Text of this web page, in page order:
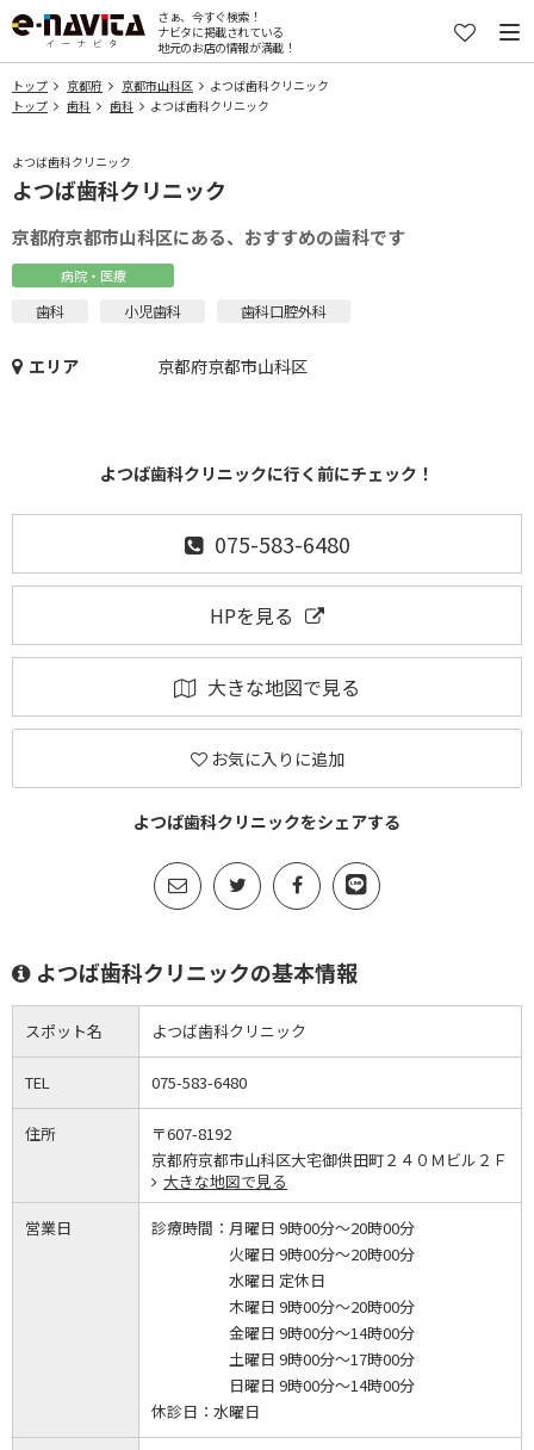
さぁ、今すぐ検索！
ナビタに掲載されている
地元のお店の情報が満載！
トップ 京都府 京都市山科区
よつば歯科クリニック
トップ
歯科 歯科 よつば歯科クリニック
よつば歯科クリニック
よつば歯科クリニック
京都府京都市山科区にある、おすすめの歯科です
病院・医療
歯科 小児歯科 歯科口腔外科
エリア 京都府京都市山科区
よつば歯科クリニックに行く前にチェック！
075-583-6480
HPを見る
大きな地図で見る
お気に入りに追加
よつば歯科クリニックをシェアする
よつば歯科クリニックの基本情報
スポット名 よつば歯科クリニック
TEL 075-583-6480
住所
〒607-8192
京都府京都市山科区大宅御供田町２４０Ｍビル２Ｆ
大きな地図で見る
営業日 診療時間： 月曜日 9時00分～20時00分
火曜日 9時00分～20時00分
水曜日 定休日
木曜日 9時00分～20時00分
金曜日 9時00分～14時00分
土曜日 9時00分～17時00分
日曜日 9時00分～14時00分
休診日： 水曜日